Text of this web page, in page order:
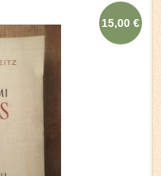
15,00 €